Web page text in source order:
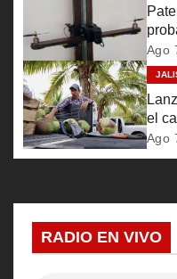
e
n
t
r
a
Ago
el
Ago
RADIO EN VIVO